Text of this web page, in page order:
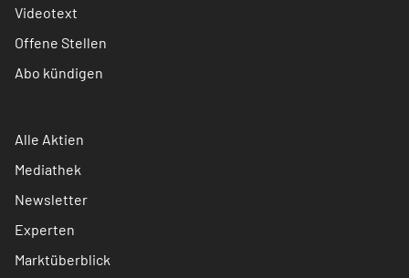
Videotext
Offene Stellen
Abo kündigen
Alle Aktien
Mediathek
Newsletter
Experten
Marktüberblick